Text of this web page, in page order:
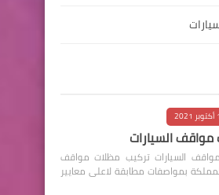
السيارات
السيارات تركيب مظلات مواقف
بمواصفات مطابقة لاعلى معايير